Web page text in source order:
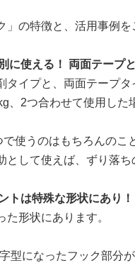
の特徴と、活用事例を
に使える！ 両面テープ
タイプと、両面テープ
、2つ合わせて使用した
使うのはもちろんのこ
して使えば、ずり落ち
トは特殊な形状にあり！
形状にあります。
型になったフック部分